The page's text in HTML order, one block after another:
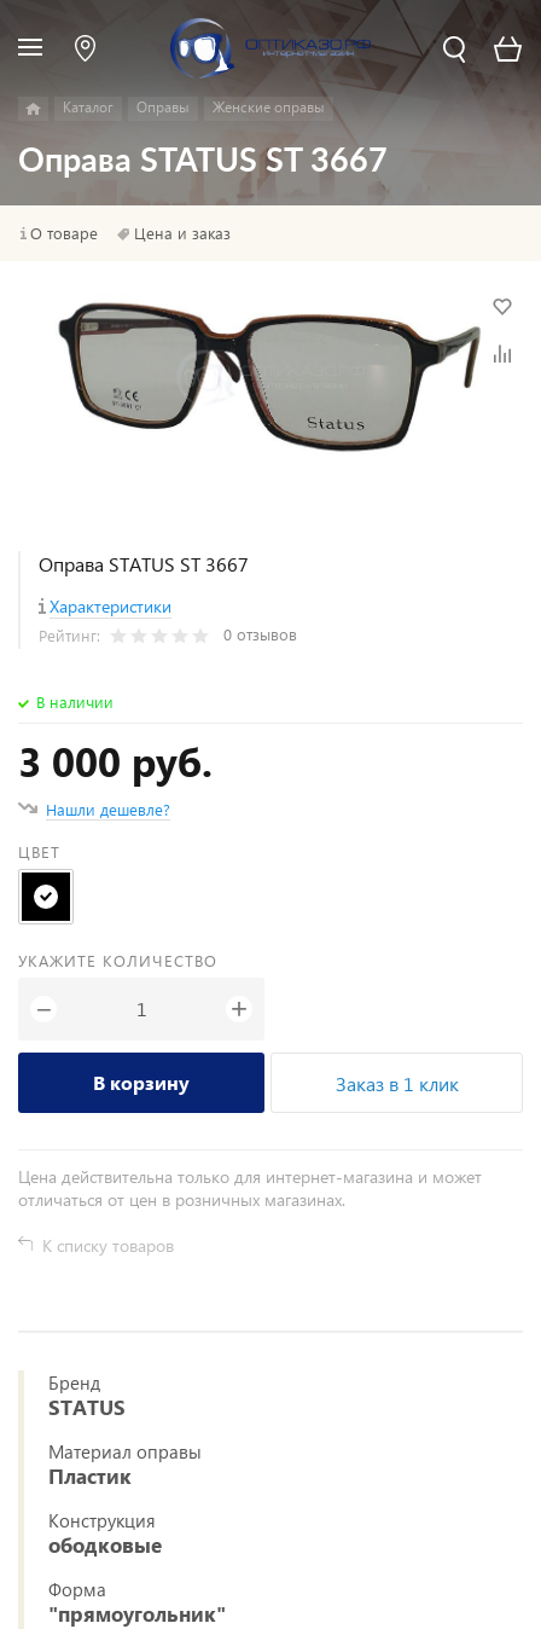
Каталог Оправы Женские оправы
Оправа STATUS ST 3667
О товаре Цена и заказ
Оправа STATUS ST 3667
Характеристики
Рейтинг: 0 отзывов
В наличии
3 000 руб.
Нашли дешевле?
ЦВЕТ
УКАЖИТЕ КОЛИЧЕСТВО
− +
В корзину Заказ в 1 клик
Цена действительна только для интернет-магазина и может
отличаться от цен в розничных магазинах.
К списку товаров
Бренд
STATUS
Материал оправы
Пластик
Конструкция
ободковые
Форма
"прямоугольник"